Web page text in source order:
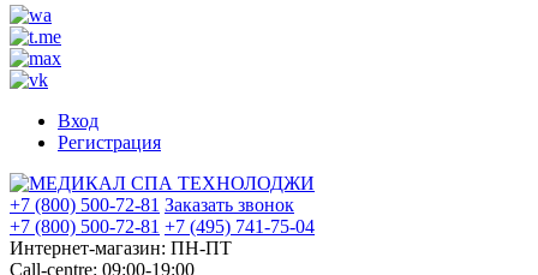
Вход
Регистрация
+7 (800) 500-72-81 Заказать звонок
+7 (800) 500-72-81 +7 (495) 741-75-04
Интернет-магазин: ПН-ПТ
Call-centre: 09:00-19:00